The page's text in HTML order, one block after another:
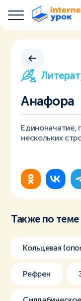
Анафора
Единоначатие,
нескольких
Также по теме
Кольцевая
Рефрен